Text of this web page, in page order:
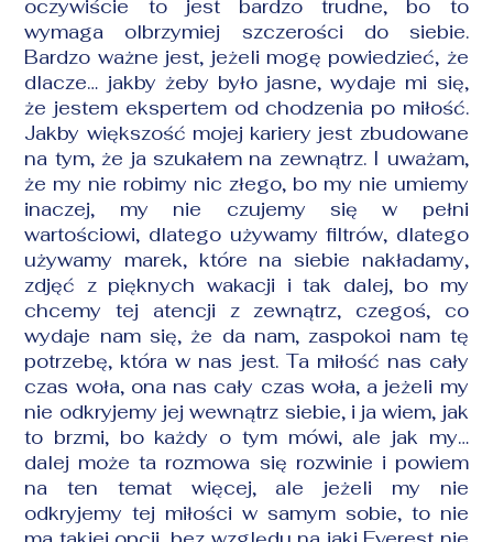
oczywiście to jest bardzo trudne, bo to
wymaga olbrzymiej szczerości do siebie.
Bardzo ważne jest, jeżeli mogę powiedzieć, że
dlacze… jakby żeby było jasne, wydaje mi się,
że jestem ekspertem od chodzenia po miłość.
Jakby większość mojej kariery jest zbudowane
na tym, że ja szukałem na zewnątrz. I uważam,
że my nie robimy nic złego, bo my nie umiemy
inaczej, my nie czujemy się w pełni
wartościowi, dlatego używamy filtrów, dlatego
używamy marek, które na siebie nakładamy,
zdjęć z pięknych wakacji i tak dalej, bo my
chcemy tej atencji z zewnątrz, czegoś, co
wydaje nam się, że da nam, zaspokoi nam tę
potrzebę, która w nas jest. Ta miłość nas cały
czas woła, ona nas cały czas woła, a jeżeli my
nie odkryjemy jej wewnątrz siebie, i ja wiem, jak
to brzmi, bo każdy o tym mówi, ale jak my…
dalej może ta rozmowa się rozwinie i powiem
na ten temat więcej, ale jeżeli my nie
odkryjemy tej miłości w samym sobie, to nie